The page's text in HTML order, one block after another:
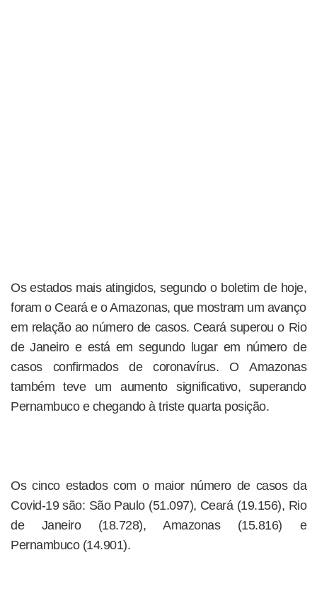
Os estados mais atingidos, segundo o boletim de hoje,
foram o Ceará e o Amazonas, que mostram um avanço
em relação ao número de casos. Ceará superou o Rio
de Janeiro e está em segundo lugar em número de
casos confirmados de coronavírus. O Amazonas
também teve um aumento significativo, superando
Pernambuco e chegando à triste quarta posição.
Os cinco estados com o maior número de casos da
Covid-19 são: São Paulo (51.097), Ceará (19.156), Rio
de Janeiro (18.728), Amazonas (15.816) e
Pernambuco (14.901).